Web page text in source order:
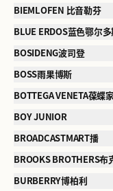
BIEMLOFEN 比音勒芬
BLUE ERDOS蓝色鄂尔多
BOSIDENG波司登
BOSS雨果博斯
BOTTEGA VENETA葆蝶
BOY JUNIOR
BROADCASTMART播
BROOKS BROTHERS布
BURBERRY博柏利